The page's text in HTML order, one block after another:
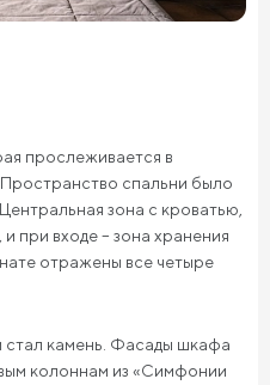
прослеживается в
спальни было
зона с кроватью,
при входе – зона хранения
отражены все четыре
стал камень. Фасады шкафа
колоннам из «Симфонии